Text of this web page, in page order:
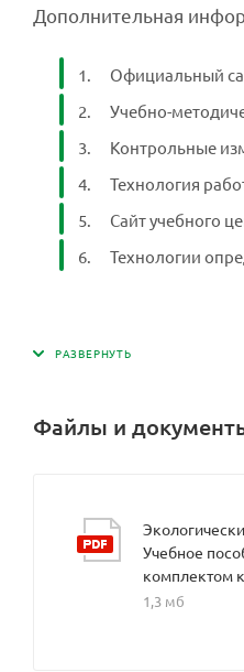
Дополнительная
Официальный
Учебно-
Контрольные
Технология
Сайт учебного
Технологии
Файлы и
Учебное
комплектом
1,3 мб